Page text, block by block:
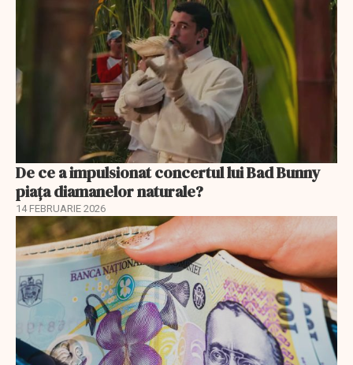
De ce a impulsionat concertul lui Bad Bunny
piața diamanelor naturale?
14 FEBRUARIE 2026